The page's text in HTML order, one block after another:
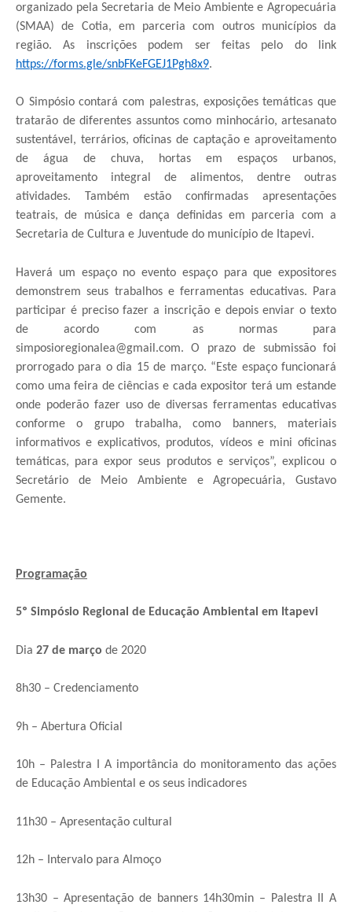
organizado pela Secretaria de Meio Ambiente e Agropecuária
(SMAA) de Cotia, em parceria com outros municípios da
região. As inscrições podem ser feitas pelo do link
https://forms.gle/snbFKeFGEJ1Pgh8x9.
O Simpósio contará com palestras, exposições temáticas que
tratarão de diferentes assuntos como minhocário, artesanato
sustentável, terrários, oficinas de captação e aproveitamento
de água de chuva, hortas em espaços urbanos,
aproveitamento integral de alimentos, dentre outras
atividades. Também estão confirmadas apresentações
teatrais, de música e dança definidas em parceria com a
Secretaria de Cultura e Juventude do município de Itapevi.
Haverá um espaço no evento espaço para que expositores
demonstrem seus trabalhos e ferramentas educativas. Para
participar é preciso fazer a inscrição e depois enviar o texto
de acordo com as normas para
simposioregionalea@gmail.com. O prazo de submissão foi
prorrogado para o dia 15 de março. “Este espaço funcionará
como uma feira de ciências e cada expositor terá um estande
onde poderão fazer uso de diversas ferramentas educativas
conforme o grupo trabalha, como banners, materiais
informativos e explicativos, produtos, vídeos e mini oficinas
temáticas, para expor seus produtos e serviços”, explicou o
Secretário de Meio Ambiente e Agropecuária, Gustavo
Gemente.
Programação
5º Simpósio Regional de Educação Ambiental em Itapevi
Dia 27 de março de 2020
8h30 – Credenciamento
9h – Abertura Oficial
10h – Palestra I A importância do monitoramento das ações
de Educação Ambiental e os seus indicadores
11h30 – Apresentação cultural
12h – Intervalo para Almoço
13h30 – Apresentação de banners 14h30min – Palestra II A